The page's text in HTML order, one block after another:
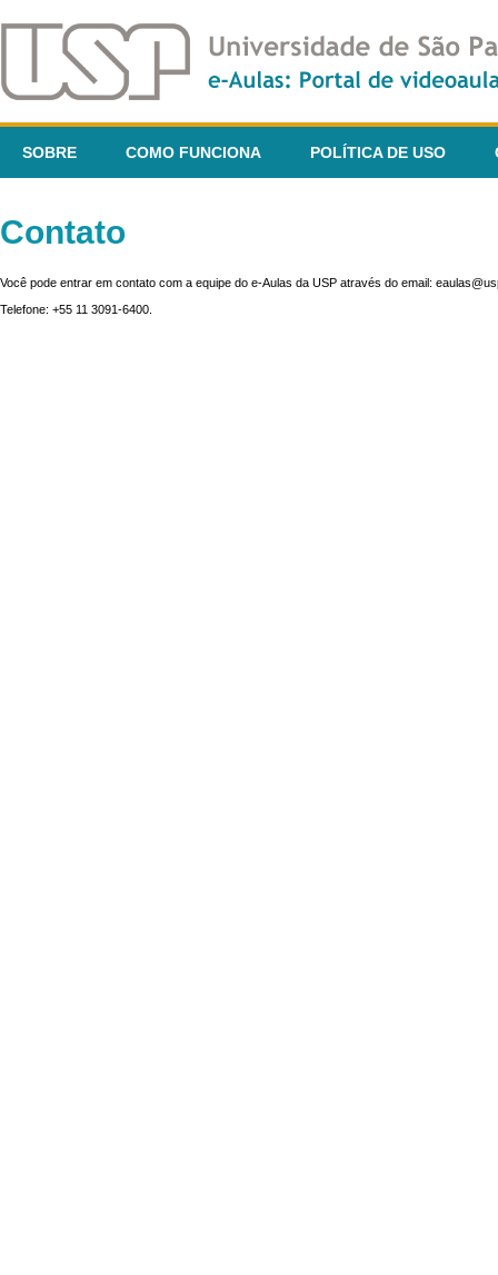
SOBRE COMO FUNCIONA POLÍTICA DE USO
Contato
Você pode entrar em contato com a equipe do e-Aulas da USP através do email:
Telefone: +55 11 3091-6400.